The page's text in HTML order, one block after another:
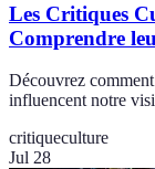
Les Critiques
Comprendre
Découvrez
influencent notre
critiqueculture
Jul 28